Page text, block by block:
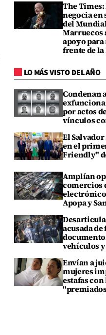
The
negocia
del
Marruecos
apoyo
frente de la
LO MÁS VISTO DEL AÑO
Condenan
por actos
vínculos
El
en el
Friendly"
Amplían
comercios
Apopa y
acusada
vehículos
Envían a
mujeres
estafas